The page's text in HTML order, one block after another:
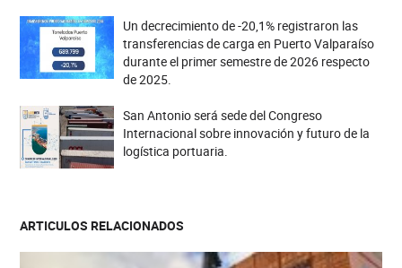
Un decrecimiento de -20,1% registraron las
transferencias de carga en Puerto Valparaíso
durante el primer semestre de 2026 respecto
de 2025.
San Antonio será sede del Congreso
Internacional sobre innovación y futuro de la
logística portuaria.
ARTICULOS RELACIONADOS